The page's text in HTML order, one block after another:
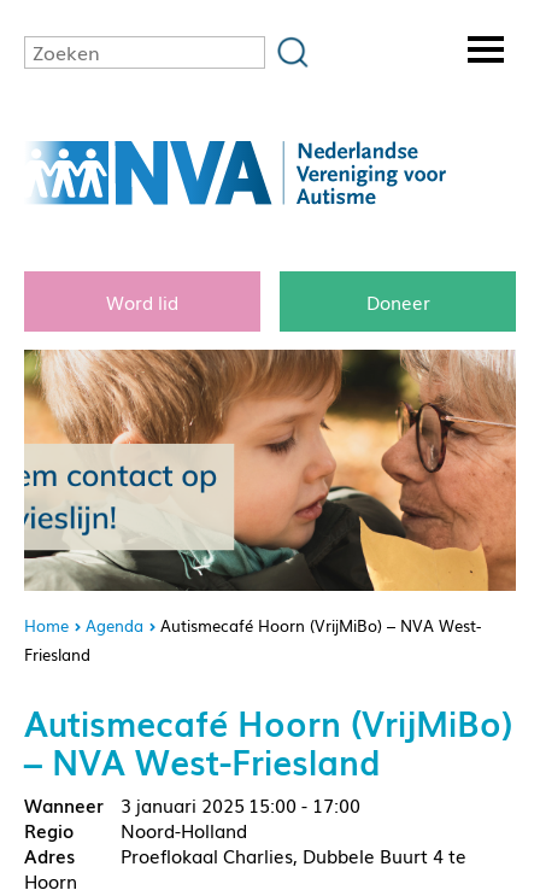
Word lid Doneer
Home Agenda
Autismecafé Hoorn (VrijMiBo) – NVA West-
Friesland
Autismecafé Hoorn (VrijMiBo)
– NVA West-Friesland
3 januari 2025 15:00 - 17:00
Noord-Holland
Proeflokaal Charlies, Dubbele Buurt 4 te
Hoorn